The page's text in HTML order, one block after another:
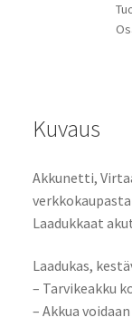
Kuvaus
Akkunetti,
Laadukkaat
Laadukas,
– Tarvikeakku
– Akkua